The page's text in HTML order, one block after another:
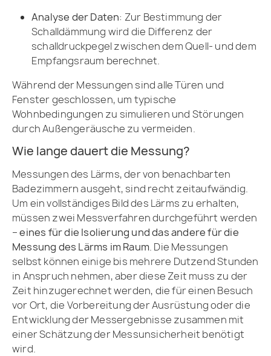
Analyse der Daten: Zur Bestimmung der
Schalldämmung wird die Differenz der
schalldruckpegel zwischen dem Quell- und dem
Empfangsraum berechnet.
Während der Messungen sind alle Türen und
Fenster geschlossen, um typische
Wohnbedingungen zu simulieren und Störungen
durch Außengeräusche zu vermeiden.
Wie lange dauert die Messung?
Messungen des Lärms, der von benachbarten
Badezimmern ausgeht, sind recht zeitaufwändig.
Um ein vollständiges Bild des Lärms zu erhalten,
müssen zwei Messverfahren durchgeführt werden
–eines für die Isolierung und das andere für die
Messung des Lärms im Raum. Die Messungen
selbst können einige bis mehrere Dutzend Stunden
in Anspruch nehmen, aber diese Zeit muss zu der
Zeit hinzugerechnet werden, die für einen Besuch
vor Ort, die Vorbereitung der Ausrüstung oder die
Entwicklung der Messergebnisse zusammen mit
einer Schätzung der Messunsicherheit benötigt
wird.